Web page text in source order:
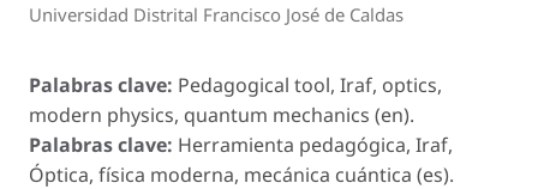
Universidad Distrital Francisco José de Caldas
Palabras clave: Pedagogical tool, Iraf, optics,
modern physics, quantum mechanics (en).
Palabras clave: Herramienta pedagógica, Iraf,
Óptica, física moderna, mecánica cuántica (es).